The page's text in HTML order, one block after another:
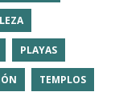
PLAYAS
TEMPLOS